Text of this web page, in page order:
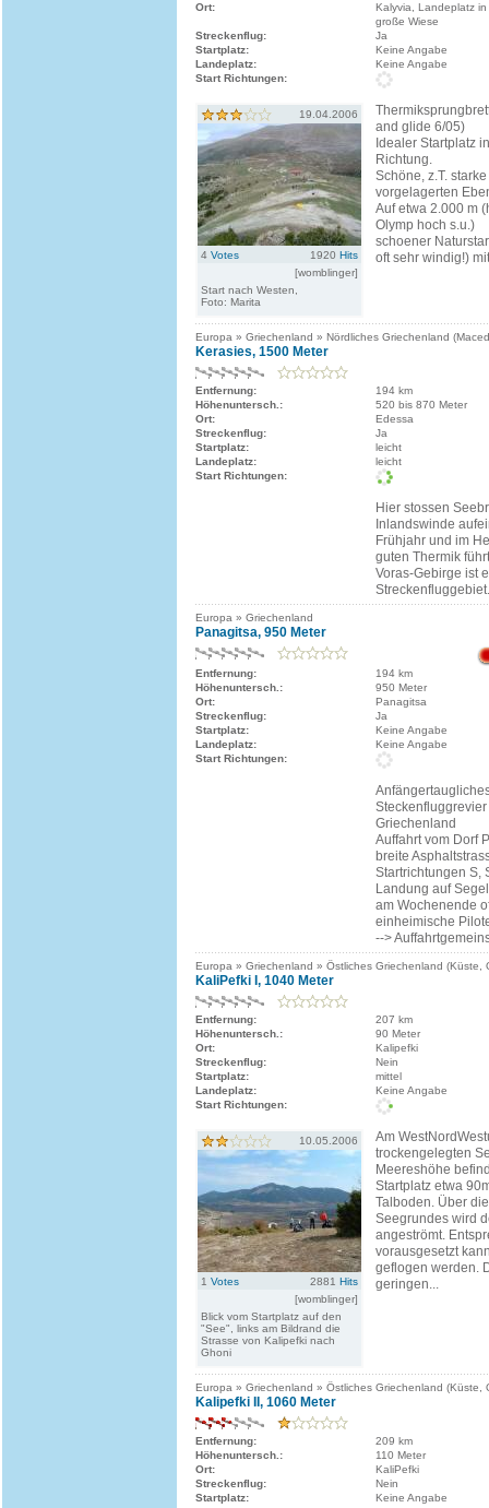
Ort:
Kalyvia, Landeplatz
große Wiese
Streckenflug:
Ja
Startplatz:
Keine Angabe
Landeplatz:
Keine Angabe
Start Richtungen:
19.04.2006
4 Votes 1920 Hits
[womblinger]
Start nach Westen,
Foto: Marita
and glide 6/05)
Idealer Startplatz
Richtung.
Schöne, z.T.
vorgelagerten
Auf etwa 2.000 m
Olymp hoch s.u.)
schoener
oft sehr windig!)
Europa » Griechenland » Nördliches Griechenland
Kerasies, 1500 Meter
Entfernung:
194 km
Höhenuntersch.:
520 bis 870 Meter
Ort:
Edessa
Streckenflug:
Ja
Startplatz:
leicht
Landeplatz:
leicht
Start Richtungen:
Hier stossen
Inlandswinde
Frühjahr und im
guten Thermik
Voras-Gebirge ist
Streckenfluggebiet.
Europa » Griechenland
Panagitsa, 950 Meter
Entfernung:
194 km
Höhenuntersch.:
950 Meter
Ort:
Panagitsa
Streckenflug:
Ja
Startplatz:
Keine Angabe
Landeplatz:
Keine Angabe
Start Richtungen:
Griechenland
Auffahrt vom Dorf
breite
Startrichtungen S,
Landung auf
am Wochenende
einheimische
-->
Europa » Griechenland » Östliches Griechenland (Küste,
KaliPefki I, 1040 Meter
Entfernung:
207 km
Höhenuntersch.:
90 Meter
Ort:
Kalipefki
Streckenflug:
Nein
Startplatz:
mittel
Landeplatz:
Keine Angabe
Start Richtungen:
10.05.2006
1 Votes 2881 Hits
[womblinger]
Blick vom Startplatz auf den
"See", links am Bildrand die
Strasse von Kalipefki nach
Ghoni
Am
trockengelegten
Meereshöhe
Startplatz etwa
Talboden. Über
Seegrundes wird
angeströmt.
vorausgesetzt
geflogen werden.
geringen...
Europa » Griechenland » Östliches Griechenland (Küste,
Kalipefki II, 1060 Meter
Entfernung:
209 km
Höhenuntersch.:
110 Meter
Ort:
KaliPefki
Streckenflug:
Nein
Startplatz:
Keine Angabe